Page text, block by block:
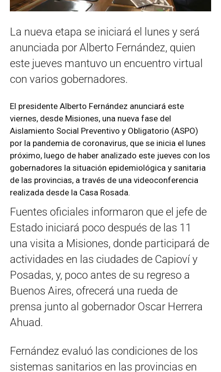
La nueva etapa se iniciará el lunes y será
anunciada por Alberto Fernández, quien
este jueves mantuvo un encuentro virtual
con varios gobernadores.
El presidente Alberto Fernández anunciará este
viernes, desde Misiones, una nueva fase del
Aislamiento Social Preventivo y Obligatorio (ASPO)
por la pandemia de coronavirus, que se inicia el lunes
próximo, luego de haber analizado este jueves con los
gobernadores la situación epidemiológica y sanitaria
de las provincias, a través de una videoconferencia
realizada desde la Casa Rosada.
Fuentes oficiales informaron que el jefe de
Estado iniciará poco después de las 11
una visita a Misiones, donde participará de
actividades en las ciudades de Capioví y
Posadas, y, poco antes de su regreso a
Buenos Aires, ofrecerá una rueda de
prensa junto al gobernador Oscar Herrera
Ahuad.
Fernández evaluó las condiciones de los
sistemas sanitarios en las provincias en